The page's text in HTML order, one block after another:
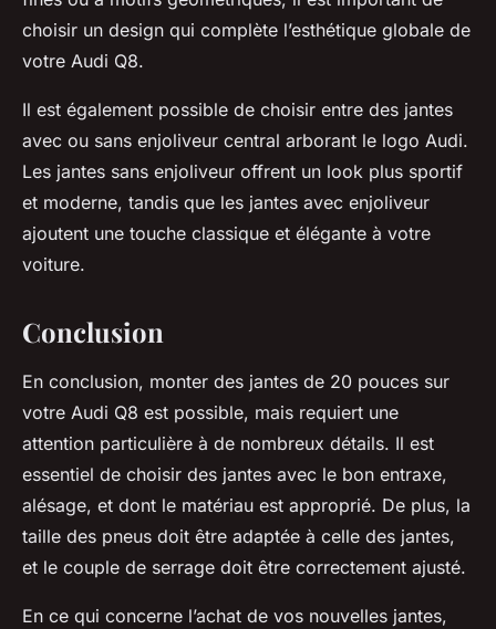
choisir un design qui complète l’esthétique globale de
votre Audi Q8.
Il est également possible de choisir entre des jantes
avec ou sans enjoliveur central arborant le logo Audi.
Les jantes sans enjoliveur offrent un look plus sportif
et moderne, tandis que les jantes avec enjoliveur
ajoutent une touche classique et élégante à votre
voiture.
Conclusion
En conclusion, monter des jantes de 20 pouces sur
votre Audi Q8 est possible, mais requiert une
attention particulière à de nombreux détails. Il est
essentiel de choisir des jantes avec le bon entraxe,
alésage, et dont le matériau est approprié. De plus, la
taille des pneus doit être adaptée à celle des jantes,
et le couple de serrage doit être correctement ajusté.
En ce qui concerne l’achat de vos nouvelles jantes,